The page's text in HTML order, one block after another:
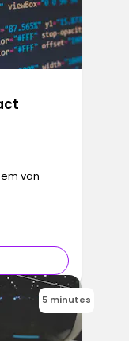
van
5 minutes